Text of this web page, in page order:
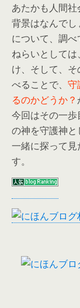
あたかも人間
背景はなんでし
について、調
ねらいとして
け、そして、
べることで、 守
るのかどうか？
今回はその一
の神を守護神と
一緒に探って
す。